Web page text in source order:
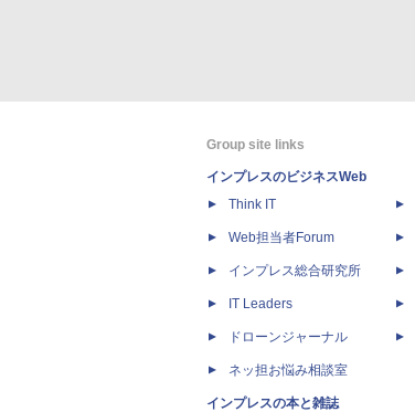
Group site links
インプレスのビジネスWeb
Think IT
Web担当者Forum
インプレス総合研究所
IT Leaders
ドローンジャーナル
ネッ担お悩み相談室
インプレスの本と雑誌